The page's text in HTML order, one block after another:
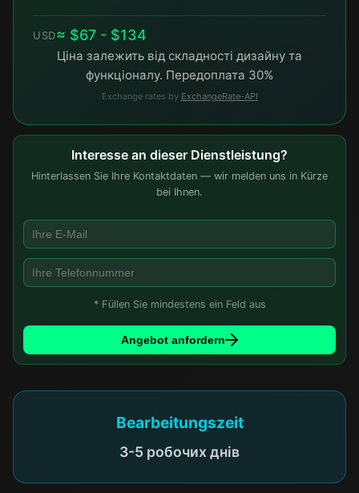
USD≈ $67 - $134
Ціна залежить від складності дизайну та
функціоналу. Передоплата 30%
Exchange rates by ExchangeRate-API
Interesse an dieser Dienstleistung?
Hinterlassen Sie Ihre Kontaktdaten — wir melden uns in Kürze
bei Ihnen.
* Füllen Sie mindestens ein Feld aus
Angebot anfordern
Bearbeitungszeit
3-5 робочих днів